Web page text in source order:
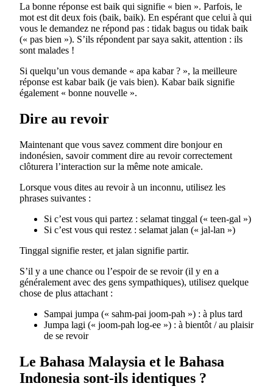
La bonne réponse est baik qui signifie « bien ». Parfois, le
mot est dit deux fois (baik, baik). En espérant que celui à qui
vous le demandez ne répond pas : tidak bagus ou tidak baik
(« pas bien »). S’ils répondent par saya sakit, attention : ils
sont malades !
Si quelqu’un vous demande « apa kabar ? », la meilleure
réponse est kabar baik (je vais bien). Kabar baik signifie
également « bonne nouvelle ».
Dire au revoir
Maintenant que vous savez comment dire bonjour en
indonésien, savoir comment dire au revoir correctement
clôturera l’interaction sur la même note amicale.
Lorsque vous dites au revoir à un inconnu, utilisez les
phrases suivantes :
Si c’est vous qui partez : selamat tinggal (« teen-gal »)
Si c’est vous qui restez : selamat jalan (« jal-lan »)
Tinggal signifie rester, et jalan signifie partir.
S’il y a une chance ou l’espoir de se revoir (il y en a
généralement avec des gens sympathiques), utilisez quelque
chose de plus attachant :
Sampai jumpa (« sahm-pai joom-pah ») : à plus tard
Jumpa lagi (« joom-pah log-ee ») : à bientôt / au plaisir
de se revoir
Le Bahasa Malaysia et le Bahasa
Indonesia sont-ils identiques ?